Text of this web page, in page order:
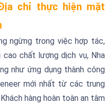
chỉ thực hiện mặt
ngừng trong việc hợp tác,
cao chất lượng dịch vụ, Nha
như ứng dụng thành công
mới nhất từ các trung
hàng hoàn toàn an tâm